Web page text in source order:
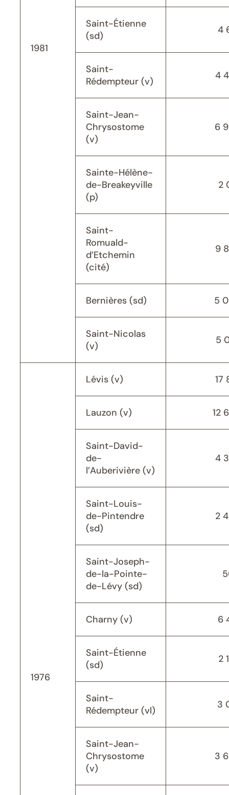
1981
Saint-Étienne
(sd)
4
Saint-
Rédempteur (v)
4
Saint-Jean-
Chrysostome
(v)
6
Sainte-Hélène-
de-Breakeyville
(p)
2
Saint-
Romuald-
d’Etchemin
(cité)
9
Bernières (sd) 5
Saint-Nicolas
(v)
5
1976
Lévis (v) 17
Lauzon (v) 12
Saint-David-
de-
l’Auberivière (v)
4
Saint-Louis-
de-Pintendre
(sd)
2
Saint-Joseph-
de-la-Pointe-
de-Lévy (sd)
Charny (v) 6
Saint-Étienne
(sd)
2
Saint-
Rédempteur (vl)
3
Saint-Jean-
Chrysostome
(v)
3